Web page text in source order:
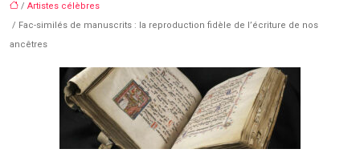
/ Artistes célèbres
/ Fac-similés de manuscrits : la reproduction fidèle de l’écriture de nos
ancêtres